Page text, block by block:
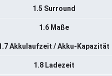
1.5 Surround
1.6 Maße
Akkulaufzeit / Akku-Kapazität
1.8 Ladezeit